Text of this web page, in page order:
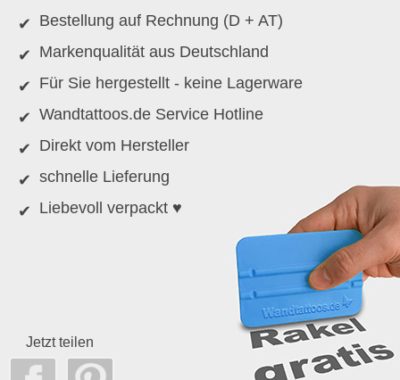
Bestellung auf Rechnung (D + AT)
Markenqualität aus Deutschland
Für Sie hergestellt - keine Lagerware
Wandtattoos.de Service Hotline
Direkt vom Hersteller
schnelle Lieferung
Liebevoll verpackt ♥
Jetzt teilen